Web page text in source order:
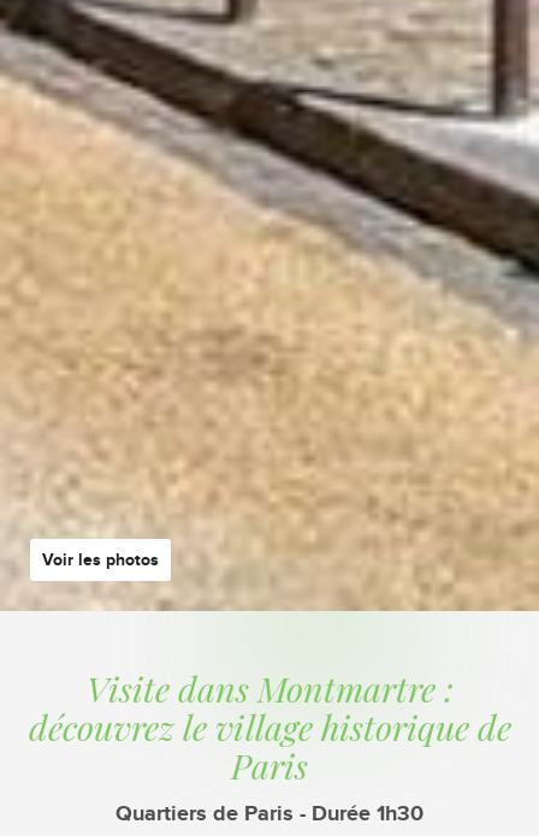
Voir les photos
Visite dans Montmartre :
découvrez le village historique de
Paris
Quartiers de Paris - Durée 1h30